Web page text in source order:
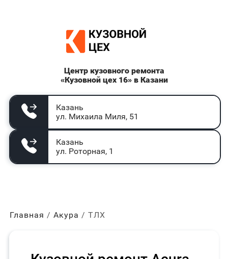
Центр кузовного ремонта
«Кузовной цех 16» в Казани
Казань
ул. Михаила Миля, 51
Казань
ул. Роторная, 1
Главная Акура ТЛХ